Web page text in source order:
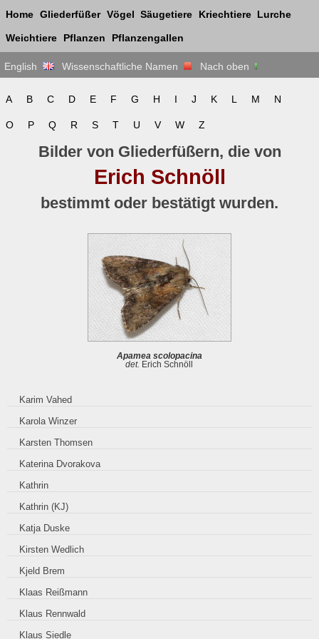
Home Gliederfüßer Vögel Säugetiere Kriechtiere Lurche
Weichtiere Pflanzen Pflanzengallen
English Wissenschaftliche Namen Nach oben
A B C D E F G H I J K L M N
O P Q R S T U V W Z
Bilder von Gliederfüßern, die von
Erich Schnöll
bestimmt oder bestätigt wurden.
Apamea scolopacina
det. Erich Schnöll
Karim Vahed
Karola Winzer
Karsten Thomsen
Katerina Dvorakova
Kathrin
Kathrin (KJ)
Katja Duske
Kirsten Wedlich
Kjeld Brem
Klaas Reißmann
Klaus Rennwald
Klaus Siedle